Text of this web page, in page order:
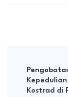
Kepedulian
Kostrad di